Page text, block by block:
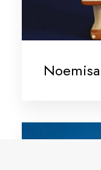
Noemisa